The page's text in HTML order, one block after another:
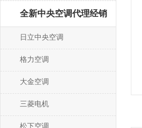
全新中央空调代理经销
日立中央空调
格力空调
大金空调
三菱电机
松下空调